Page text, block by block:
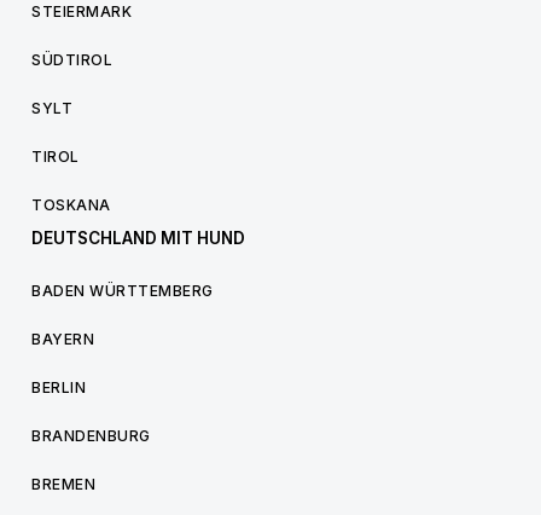
STEIERMARK
SÜDTIROL
SYLT
TIROL
TOSKANA
DEUTSCHLAND MIT HUND
BADEN WÜRTTEMBERG
BAYERN
BERLIN
BRANDENBURG
BREMEN